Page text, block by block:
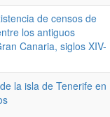
de censos de
los antiguos
Canaria, siglos XIV-
la isla de Tenerife en